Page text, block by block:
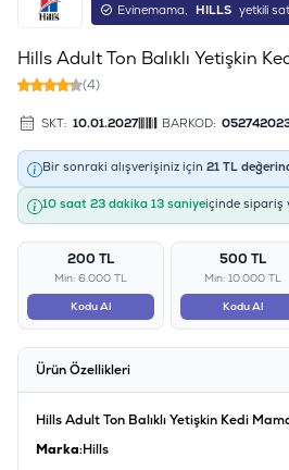
Evinemama, HILLS yetkili
Hills Adult Ton Balıklı Yetişkin
(4)
SKT: 10.01.2027 BARKOD:
Bir sonraki alışverişiniz için 21 TL
10 saat 23 dakika 13 saniyeiçinde sipariş
200 TL
Min: 6.000 TL
Kodu Al
500 TL
Min: 10.000 TL
Kodu Al
Ürün Özellikleri
Hills Adult Ton Balıklı Yetişkin Kedi
Marka:Hills